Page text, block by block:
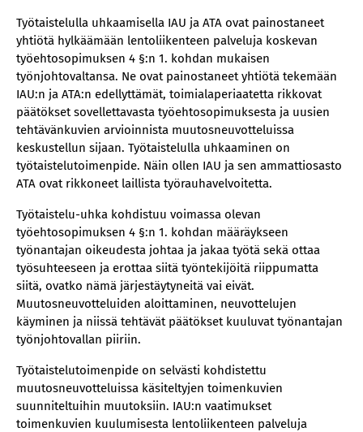
Työtaistelulla uhkaamisella IAU ja ATA ovat painostaneet
yhtiötä hylkäämään lentoliikenteen palveluja koskevan
työehtosopimuksen 4 §:n 1. kohdan mukaisen
työnjohtovaltansa. Ne ovat painostaneet yhtiötä tekemään
IAU:n ja ATA:n edellyttämät, toimialaperiaatetta rikkovat
päätökset sovellettavasta työehtosopimuksesta ja uusien
tehtävänkuvien arvioinnista muutosneuvotteluissa
keskustellun sijaan. Työtaistelulla uhkaaminen on
työtaistelutoimenpide. Näin ollen IAU ja sen ammattiosasto
ATA ovat rikkoneet laillista työrauhavelvoitetta.
Työtaistelu-uhka kohdistuu voimassa olevan
työehtosopimuksen 4 §:n 1. kohdan määräykseen
työnantajan oikeudesta johtaa ja jakaa työtä sekä ottaa
työsuhteeseen ja erottaa siitä työntekijöitä riippumatta
siitä, ovatko nämä järjestäytyneitä vai eivät.
Muutosneuvotteluiden aloittaminen, neuvottelujen
käyminen ja niissä tehtävät päätökset kuuluvat työnantajan
työnjohtovallan piiriin.
Työtaistelutoimenpide on selvästi kohdistettu
muutosneuvotteluissa käsiteltyjen toimenkuvien
suunniteltuihin muutoksiin. IAU:n vaatimukset
toimenkuvien kuulumisesta lentoliikenteen palveluja